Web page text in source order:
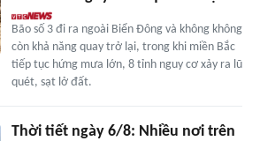
Bão số 3 đi ra ngoài Biển Đông và không không
còn khả năng quay trở lại, trong khi miền Bắc
tiếp tục hứng mưa lớn, 8 tỉnh nguy cơ xảy ra lũ
quét, sạt lở đất.
Thời tiết ngày 6/8: Nhiều nơi trên